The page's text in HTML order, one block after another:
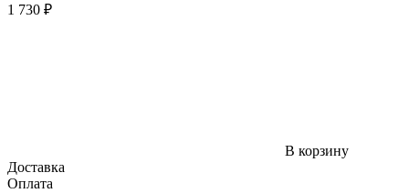
1 730 ₽
В корзину
Доставка
Оплата